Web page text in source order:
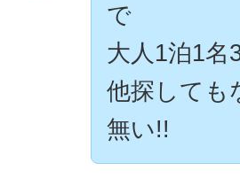
で
大人1泊1名
他探しても
無い!!